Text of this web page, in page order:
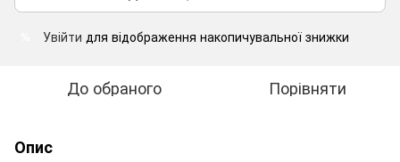
Увійти для відображення накопичувальної знижки
До обраного Порівняти
Опис